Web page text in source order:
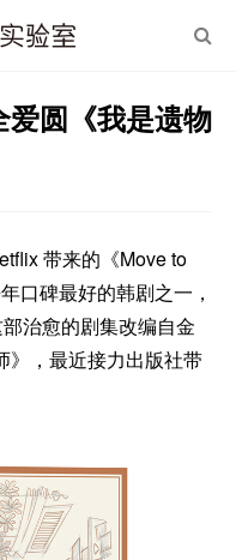
圆《我是遗物
带来的《Move to
口碑最好的韩剧之一，
治愈的剧集改编自金
》，最近接力出版社带